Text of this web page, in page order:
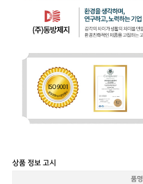
상품 정보 고시
품명